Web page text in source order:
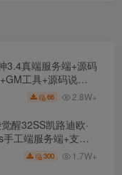
3.4真端服务端+源码
工具+源码说明
66 2.8W+
醒32SS凯路迪欧·
工端服务端+支付
后台+GM授权后台
300 1.7W+